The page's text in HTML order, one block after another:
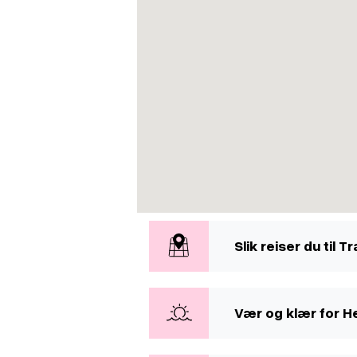
Slik reiser du til
Vær og klær for